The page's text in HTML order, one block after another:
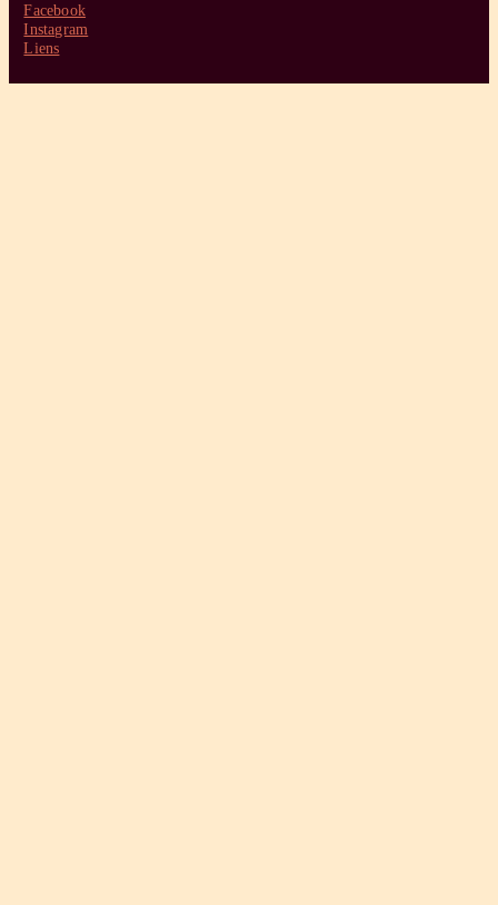
Facebook
Instagram
Liens